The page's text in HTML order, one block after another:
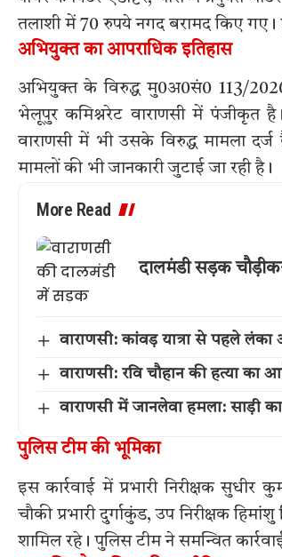
तलाशी में 70 रुपये नगद बरामद किए
अभियुक्त का आपराधिक इतिहास
अभियुक्त के विरुद्ध मु0अ0सं0 113/
भेलूपुर कमिश्नरेट वाराणसी में पंजीकृत
वाराणसी में भी उसके विरुद्ध मामला
मामलों की भी जानकारी जुटाई जा रही है।
More Read
दालमंडी सड़क
वाराणसी: कांवड़ यात्रा से पहले
वाराणसी: रवि चौहान की हत्या का
वाराणसी में जानलेवा हमला: साड़ी
पुलिस टीम की भूमिका
इस कार्रवाई में प्रभारी निरीक्षक सुधीर
चौकी प्रभारी दुर्गाकुंड, उप निरीक्षक
शामिल रहे। पुलिस टीम ने समन्वित